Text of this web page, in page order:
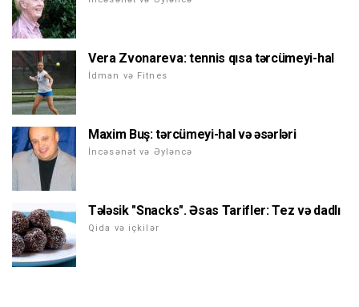
Vera Zvonareva: tennis qısa tərcümeyi-hal
İdman və Fitnes
Maxim Buş: tərcümeyi-hal və əsərləri
İncəsənət və Əyləncə
Tələsik "Snacks". Əsas Tarifler: Tez və dadlı
Qida və içkilər